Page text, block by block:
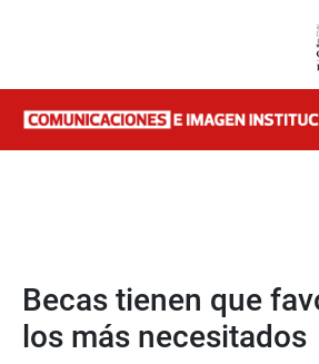
Becas tienen que
los más necesitados